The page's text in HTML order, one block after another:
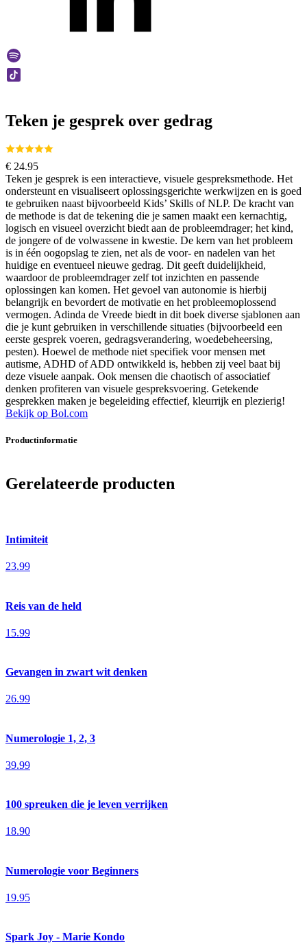
Teken je gesprek over gedrag
€ 24.95
Teken je gesprek is een interactieve, visuele gespreksmethode. Het
ondersteunt en visualiseert oplossingsgerichte werkwijzen en is goed
te gebruiken naast bijvoorbeeld Kids’ Skills of NLP. De kracht van
de methode is dat de tekening die je samen maakt een kernachtig,
logisch en visueel overzicht biedt aan de probleemdrager; het kind,
de jongere of de volwassene in kwestie. De kern van het probleem
is in één oogopslag te zien, net als de voor- en nadelen van het
huidige en eventueel nieuwe gedrag. Dit geeft duidelijkheid,
waardoor de probleemdrager zelf tot inzichten en passende
oplossingen kan komen. Het gevoel van autonomie is hierbij
belangrijk en bevordert de motivatie en het probleemoplossend
vermogen. Adinda de Vreede biedt in dit boek diverse sjablonen aan
die je kunt gebruiken in verschillende situaties (bijvoorbeeld een
eerste gesprek voeren, gedragsverandering, woedebeheersing,
pesten). Hoewel de methode niet specifiek voor mensen met
autisme, ADHD of ADD ontwikkeld is, hebben zij veel baat bij
deze visuele aanpak. Ook mensen die chaotisch of associatief
denken profiteren van visuele gespreksvoering. Getekende
gesprekken maken je begeleiding effectief, kleurrijk en plezierig!
Bekijk op Bol.com
Productinformatie
Gerelateerde producten
Intimiteit
23.99
Reis van de held
15.99
Gevangen in zwart wit denken
26.99
Numerologie 1, 2, 3
39.99
100 spreuken die je leven verrijken
18.90
Numerologie voor Beginners
19.95
Spark Joy - Marie Kondo